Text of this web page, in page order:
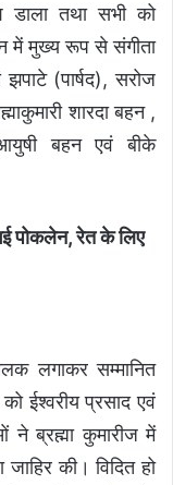
तथा सभी को
में मुख्य रूप से संगीता
झपाटे (पार्षद), सरोज
शारदा बहन ,
आयुषी बहन एवं बीके
पोकलेन, रेत के लिए
लगाकर सम्मानित
ईश्वरीय प्रसाद एवं
ने ब्रह्मा कुमारीज में
की। विदित हो